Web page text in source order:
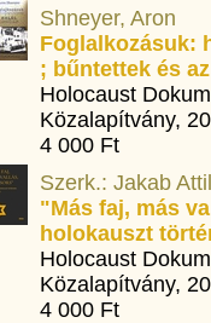
Shneyer, Aron
Foglalkozásuk:
; bűntettek és
Holocaust
Közalapítvány,
4 000 Ft
Szerk.: Jakab
"Más faj, más
holokauszt
Holocaust
Közalapítvány,
4 000 Ft